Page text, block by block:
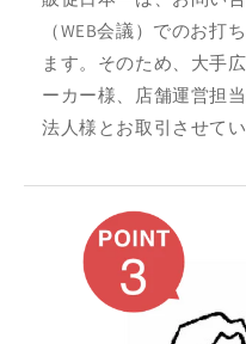
（WEB会議）でのお打
ます。そのため、大手
ーカー様、店舗運営担
法人様とお取引させて